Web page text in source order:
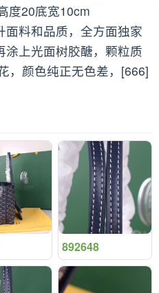
度20底宽10cm
面料和品质，全方面独家
涂上光面树胶醣，颗粒质
，颜色纯正无色差，[666]
892648